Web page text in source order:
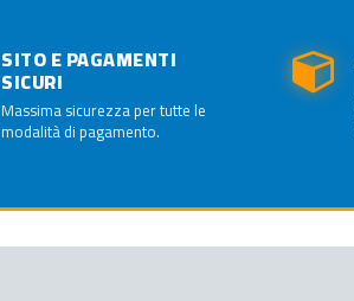
SITO E PAGAMENTI
SICURI
Massima sicurezza per tutte le
modalità di pagamento.